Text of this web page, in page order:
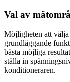
Val av
Möjligheten att välja
grundläggande
bästa möjliga
ställa in
konditioneraren.